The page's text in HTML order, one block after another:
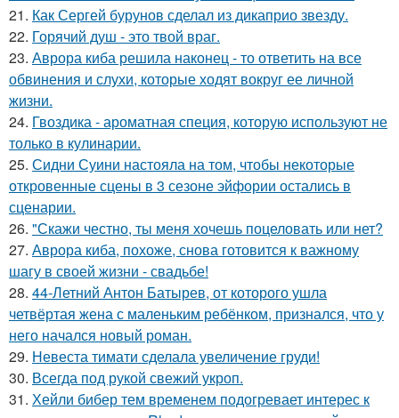
21. Как Сергей бурунов сделал из дикаприо звезду.
22. Горячий душ - это твой враг.
23. Аврора киба решила наконец - то ответить на все
обвинения и слухи, которые ходят вокруг ее личной
жизни.
24. Гвоздика - ароматная специя, которую используют не
только в кулинарии.
25. Сидни Суини настояла на том, чтобы некоторые
откровенные сцены в 3 сезоне эйфории остались в
сценарии.
26. "Скажи честно, ты меня хочешь поцеловать или нет?
27. Аврора киба, похоже, снова готовится к важному
шагу в своей жизни - свадьбе!
28. 44-Летний Антон Батырев, от которого ушла
четвёртая жена с маленьким ребёнком, признался, что у
него начался новый роман.
29. Невеста тимати сделала увеличение груди!
30. Всегда под рукой свежий укроп.
31. Хейли бибер тем временем подогревает интерес к